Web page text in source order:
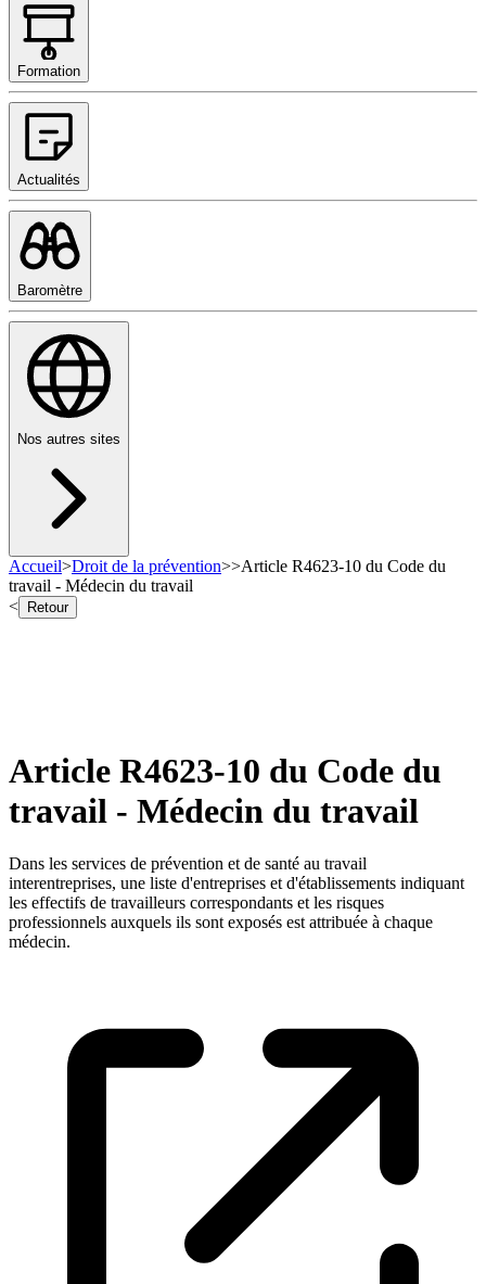
Formation
Actualités
Baromètre
Nos autres sites
Accueil>Droit de la prévention>>Article R4623-10 du Code du
travail - Médecin du travail
<
Retour
Article R4623-10 du Code du
travail - Médecin du travail
Dans les services de prévention et de santé au travail
interentreprises, une liste d'entreprises et d'établissements indiquant
les effectifs de travailleurs correspondants et les risques
professionnels auxquels ils sont exposés est attribuée à chaque
médecin.